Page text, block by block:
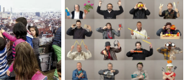
dans les tours » du 15
septembre au 3 octobre
2021.